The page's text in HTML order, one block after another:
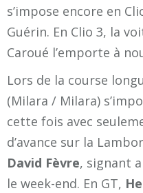
s’impose encore en
Guérin. En Clio 3, la
Caroué l’emporte à
Lors de la course
(Milara / Milara)
cette fois avec
d’avance sur la
David Fèvre, signant
le week-end. En GT,